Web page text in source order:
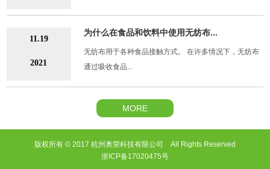
11.19
2021
为什么在食品和饮料中使用无纺布...
无纺布用于各种食品接触方式。 在许多情况下，无纺布
通过吸收食品...
MORE
版权所有 © 2017 杭州奥荣科技有限公司 All Rights Reserved
浙ICP备17020475号